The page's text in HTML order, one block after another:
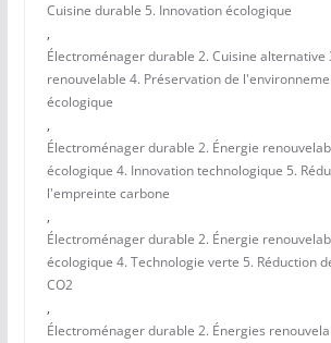
Cuisine durable 5. Innovation écologique
,
Électroménager durable 2. Cuisine alternative
renouvelable 4. Préservation de
écologique
,
Électroménager durable 2. Énergie
écologique 4. Innovation technologique 5.
l'empreinte carbone
,
Électroménager durable 2. Énergie
écologique 4. Technologie verte 5. Réduction
CO2
,
Électroménager durable 2. Énergies